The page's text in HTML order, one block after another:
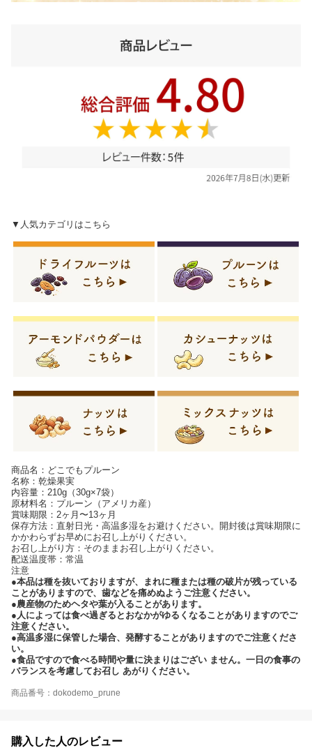
▼人気カテゴリはこちら
商品名：どこでもプルーン
名称：乾燥果実
内容量：210g（30g×7袋）
原材料名：プルーン（アメリカ産）
賞味期限：2ヶ月〜13ヶ月
保存方法：直射日光・高温多湿をお避けください。開封後は賞味期限に
かかわらずお早めにお召し上がりください。
お召し上がり方：そのままお召し上がりください。
配送温度帯：常温
注意
●本品は種を抜いておりますが、まれに種または種の破片が残っている
ことがありますので、歯などを痛めぬようご注意ください。
●農産物のためヘタや葉が入ることがあります。
●人によっては食べ過ぎるとおなかがゆるくなることがありますのでご
注意ください。
●高温多湿に保管した場合、発酵することがありますのでご注意くださ
い。
●食品ですので食べる時間や量に決まりはござい ません。一日の食事の
バランスを考慮してお召し あがりください。
商品番号：dokodemo_prune
購入した人のレビュー